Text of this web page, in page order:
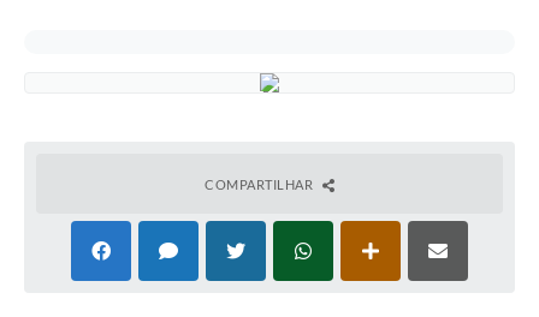
COMPARTILHAR